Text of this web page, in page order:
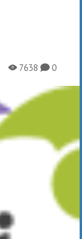
X7638K0